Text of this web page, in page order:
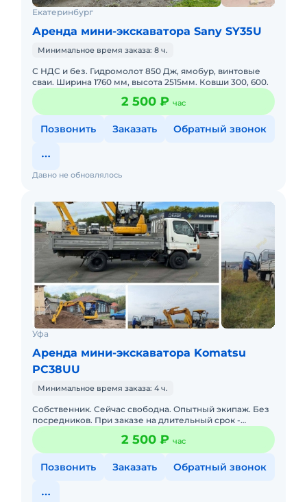
Екатеринбург
Аренда мини-экскаватора Sany SY35U
Минимальное время заказа: 8 ч.
С НДС и без. Гидромолот 850 Дж, ямобур, винтовые
сваи. Ширина 1760 мм, высота 2515мм. Ковши 300, 600.
2 500 ₽ час
Позвонить Заказать Обратный звонок
Давно не обновлялось
Уфа
Аренда мини-экскаватора Komatsu
PC38UU
Минимальное время заказа: 4 ч.
Собственник. Сейчас свободна. Опытный экипаж. Без
посредников. При заказе на длительный срок -
скидки. Подача в день заказа. Долгосрочная аренда.
Наличный и без
2 500 ₽ час
Позвонить Заказать Обратный звонок